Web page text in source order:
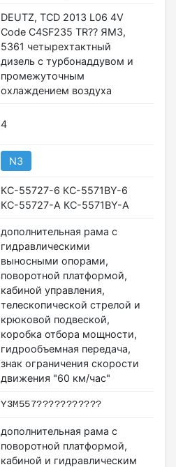
DEUTZ, ТСD 2013 L06 4V
Code C4SF235 TR?? ЯМЗ,
5361 четырехтактный
дизель с турбонаддувом и
промежуточным
охлаждением воздуха
4
N3
КС-55727-6 КС-5571BY-6
КС-55727-А КС-5571BY-А
дополнительная рама с
гидравлическими
выносными опорами,
поворотной платформой,
кабиной управления,
телескопической стрелой и
крюковой подвеской,
коробка отбора мощности,
гидрообъемная передача,
знак ограничения скорости
движения "60 км/час"
Y3M557???????????
дополнительная рама с
поворотной платформой,
кабиной и гидравлическим